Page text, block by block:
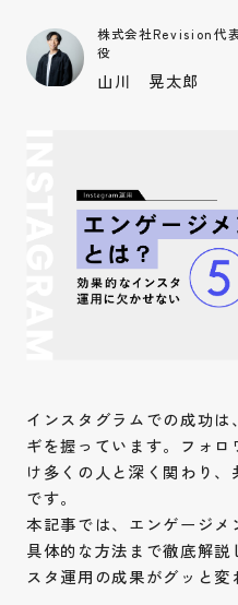
コラム Column
お知らせ
株式会社Revision代
役
山川 晃太郎
インスタグラムでの成功
ギを握っています。フォ
け多くの人と深く関わり
です。
本記事では、エンゲージ
具体的な方法まで徹底解
スタ運用の成果がグッと変